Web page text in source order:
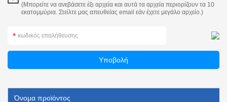
(Μπορείτε να ανεβάσετε έξι αρχεία και αυτά τα αρχεία περιορίζουν τα 10
εκατομμύρια. Στείλτε μας απευθείας email εάν έχετε μεγάλο αρχείο.)
Όνομα προϊόντος